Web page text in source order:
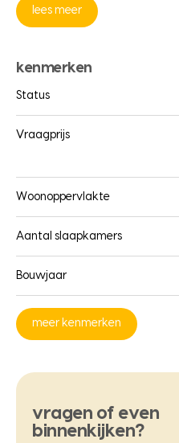
lees meer
kenmerken
Status
Vraagprijs
Woonoppervlakte
Aantal slaapkamers
Bouwjaar
meer kenmerken
vragen of even
binnenkijken?